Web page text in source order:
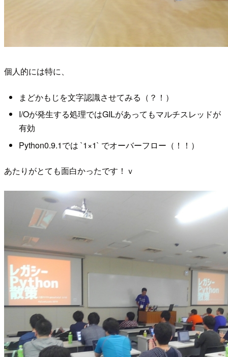
個人的には特に、
まどかもじを文字認識させてみる（？！）
I/Oが発生する処理ではGILがあってもマルチスレッドが
有効
Python0.9.1では `1×1` でオーバーフロー（！！）
あたりがとても面白かったです！ｖ